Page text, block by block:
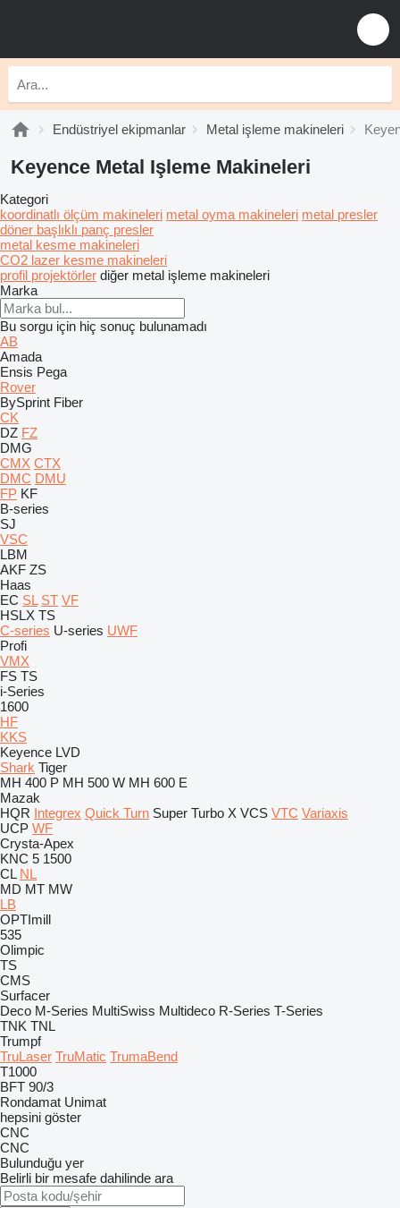
Endüstriyel ekipmanlar Metal işleme makineleri
Keyence Metal Işleme Makineleri
Kategori
koordinatlı ölçüm makineleri metal oyma makineleri metal presler
döner başlıklı panç presler
metal kesme makineleri
CO2 lazer kesme makineleri
profil projektörler diğer metal işleme makineleri
Marka
Bu sorgu için hiç sonuç bulunamadı
AB
Amada
Ensis Pega
Rover
BySprint Fiber
CK
DZ FZ
DMG
CMX CTX
DMC DMU
FP KF
B-series
SJ
VSC
LBM
AKF ZS
Haas
EC SL ST VF
HSLX TS
C-series U-series UWF
Profi
VMX
FS TS
i-Series
1600
HF
KKS
Keyence LVD
Shark Tiger
MH 400 P MH 500 W MH 600 E
Mazak
HQR Integrex Quick Turn Super Turbo X VCS VTC Variaxis
UCP WF
Crysta-Apex
KNC 5 1500
CL NL
MD MT MW
LB
OPTImill
535
Olimpic
TS
CMS
Surfacer
Deco M-Series MultiSwiss Multideco R-Series T-Series
TNK TNL
Trumpf
TruLaser TruMatic TrumaBend
T1000
BFT 90/3
Rondamat Unimat
hepsini göster
CNC
CNC
Bulunduğu yer
Belirli bir mesafe dahilinde ara